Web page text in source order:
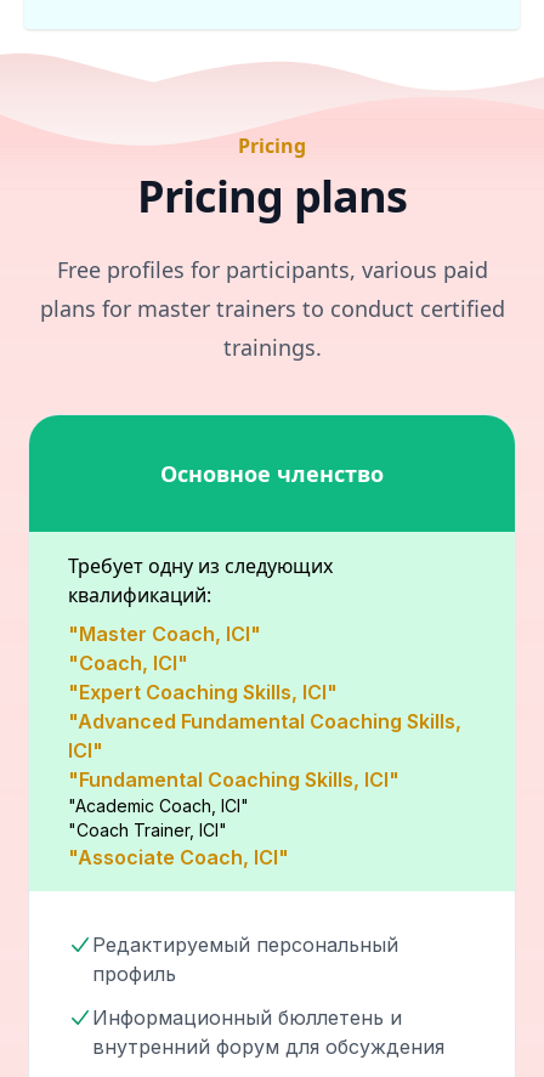
Pricing
Pricing plans
Free profiles for participants, various paid
plans for master trainers to conduct certified
trainings.
Основное членство
Требует одну из следующих
квалификаций:
"Master Coach, ICI"
"Coach, ICI"
"Expert Coaching Skills, ICI"
"Advanced Fundamental Coaching Skills,
ICI"
"Fundamental Coaching Skills, ICI"
"Academic Coach, ICI"
"Coach Trainer, ICI"
"Associate Coach, ICI"
Редактируемый персональный
профиль
Информационный бюллетень и
внутренний форум для обсуждения